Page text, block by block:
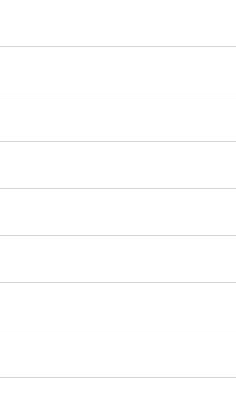
de door u gekozen instellingen
ons zijn echter niet mogelijk,
cookies om u te herkennen
voor u te maken. Daarom
aansprakelijk voor het rechtmatig
van cookies die de technisch
te deactiveren. Wilt u uw
uw toestemming voor het
deze technologie is OneTrust
OneTrust om uw toestemming voor
IP-anonimisering. Dit betekent
over de Europese
Google Analytics door de
websites betrekking hebbende
link beschikbare
van Google vindt u
geïnteresseerd is in onze
reclamecampagnes meten en
gericht aanspreken. Om te zorgen
nog gerichte
van onze reclamecampagnes nog
van de gegevens naar de VS
ontvanger van de gegevens
vindt u op https://
ook doorgegeven aan Google
belang om het gemakkelijker
LLC, 901 Cherry Ave., San
verbinding met de
alle gegevensverwerking binnen
stelt om u gerichte reclame
gegevens worden in dit geval
Staten.
op https://privacy.microsoft.com/
op https://
van de
De daardoor verzamelde
en daar opgeslagen. Onze
volgen door te meten of
zorgen dat onze Meta-
die ook een interesse in ons online-
Meta.
gegeven hebben. Met behulp
tijd gebruikers nodig hebben
zijn geografische locatie,
om bezoekers te herkennen. De
over afzonderlijke gebruikers
in de Cookie-instellingen, hun
ervaringen van onze gebruikers
informatie over het
kliks en
Walls.io. De